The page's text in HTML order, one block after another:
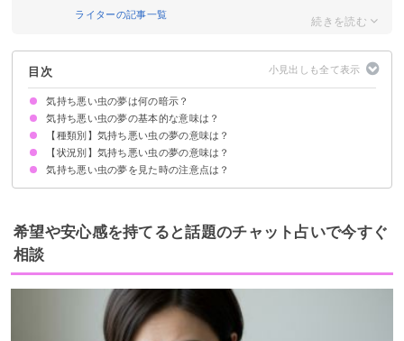
ライターの記事一覧
目次
気持ち悪い虫の夢は何の暗示？
気持ち悪い虫の夢の基本的な意味は？
対人運の低下を暗示
種類/状況で意味が決まる
【種類別】気持ち悪い虫の夢の意味は？
ゴキブリの夢【凶夢】
ウジ虫の夢【警告夢・吉夢】
嫌いな虫の夢【凶夢】
見たことない気持ち悪い虫の夢【凶夢】
【状況別】気持ち悪い虫の夢の意味は？
気持ち悪い虫を退治する夢【吉夢】
気持ち悪い虫が大量にいる夢【凶夢】
気持ち悪い虫が体につく夢【警告夢】
気持ち悪い虫に襲われる夢【警告夢】
気持ち悪い虫に刺される夢【凶夢】
気持ち悪い虫を捕まえる夢【警告夢】
気持ち悪い虫の死骸の夢【吉夢】
気持ち悪い虫の夢を見た時の注意点は？
周囲の人とのコミュニケーションに注意する
警告夢や凶夢の内容を人に話す
希望や安心感を持てると話題のチャット占いで今すぐ
相談